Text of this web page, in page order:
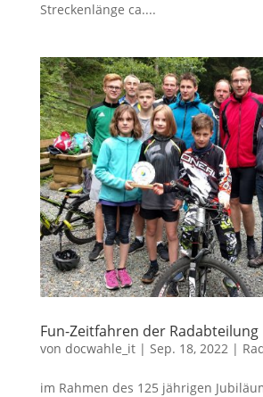
Streckenlänge ca....
Fun-Zeitfahren der Radabteilung
von docwahle_it| Sep. 18, 2022|
im Rahmen des 125 jährigen